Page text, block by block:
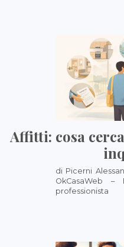
Affitti: cosa
di Picerni
OkCasaWeb –
professionista